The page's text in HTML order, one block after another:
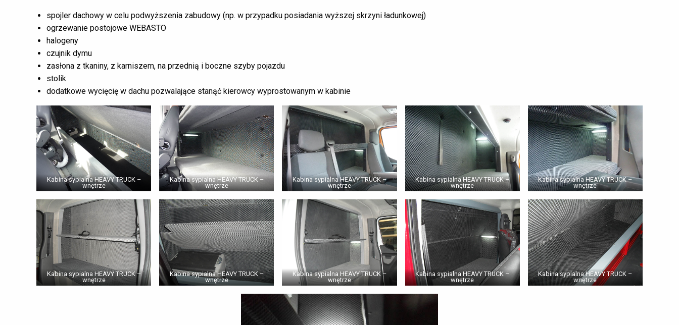
spojler dachowy w celu podwyższenia zabudowy (np. w przypadku posiadania wyższej skrzyni ładunkowej)
ogrzewanie postojowe WEBASTO
halogeny
czujnik dymu
zasłona z tkaniny, z karniszem, na przednią i boczne szyby pojazdu
stolik
dodatkowe wycięcię w dachu pozwalające stanąć kierowcy wyprostowanym w kabinie
Kabina sypialna HEAVY TRUCK –
wnętrze
Kabina sypialna HEAVY TRUCK –
wnętrze
Kabina sypialna HEAVY TRUCK –
wnętrze
Kabina sypialna HEAVY TRUCK –
wnętrze
Kabina sypialna HEAVY TRUCK –
wnętrze
Kabina sypialna HEAVY TRUCK –
wnętrze
Kabina sypialna HEAVY TRUCK –
wnętrze
Kabina sypialna HEAVY TRUCK –
wnętrze
Kabina sypialna HEAVY TRUCK –
wnętrze
Kabina sypialna HEAVY TRUCK –
wnętrze